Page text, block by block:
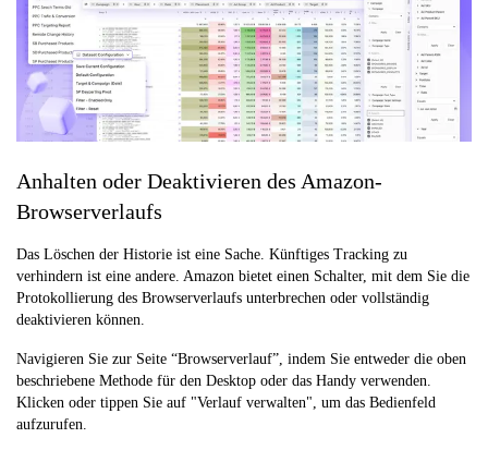
Anhalten oder Deaktivieren des Amazon-
Browserverlaufs
Das Löschen der Historie ist eine Sache. Künftiges Tracking zu
verhindern ist eine andere. Amazon bietet einen Schalter, mit dem Sie die
Protokollierung des Browserverlaufs unterbrechen oder vollständig
deaktivieren können.
Navigieren Sie zur Seite “Browserverlauf”, indem Sie entweder die oben
beschriebene Methode für den Desktop oder das Handy verwenden.
Klicken oder tippen Sie auf "Verlauf verwalten", um das Bedienfeld
aufzurufen.